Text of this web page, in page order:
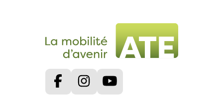
FacebookInstagram